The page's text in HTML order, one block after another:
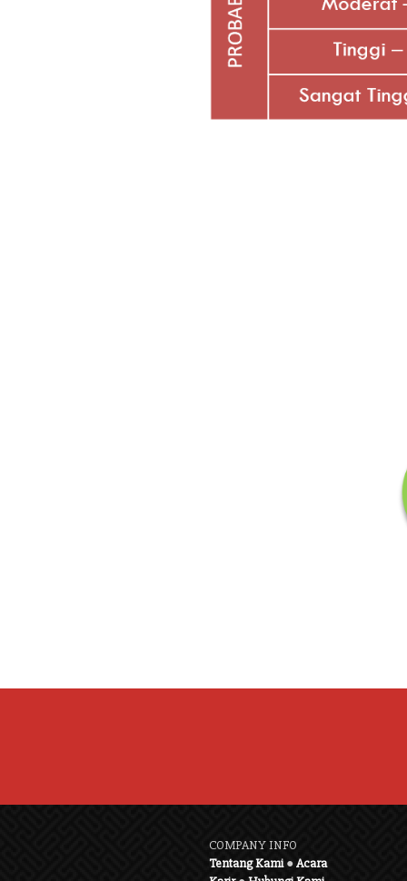
COMPANY INFO
Tentang Kami●Acara